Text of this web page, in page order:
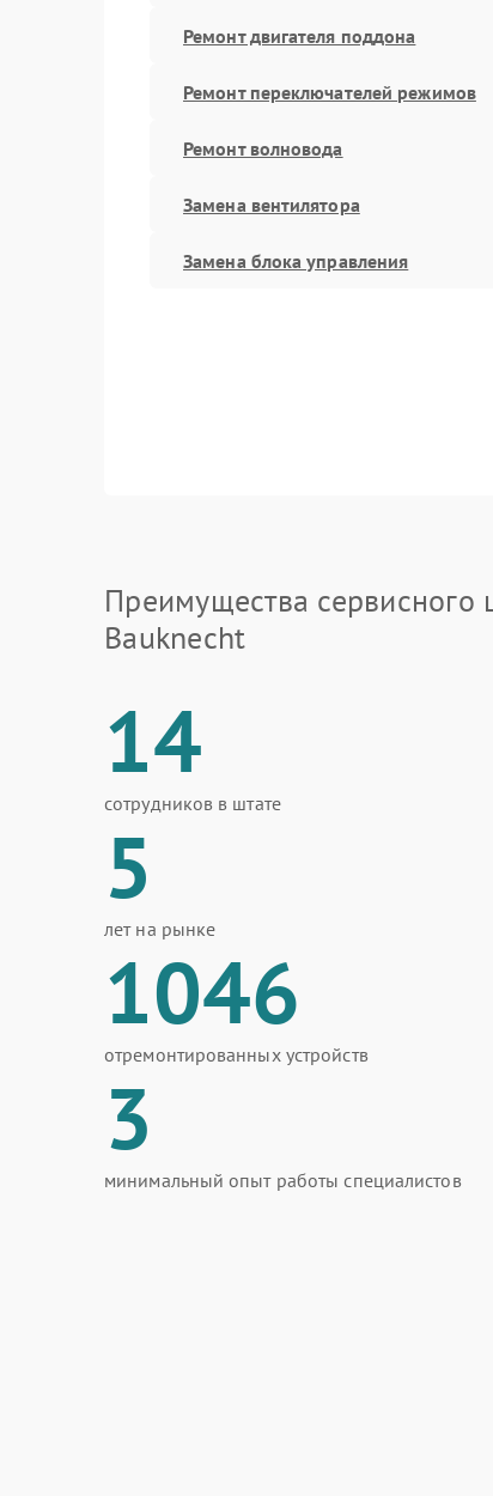
Ремонт двигателя поддона
Ремонт переключателей режимов
Ремонт волновода
Замена вентилятора
Замена блока управления
Преимущества сервисного
Bauknecht
14
сотрудников в штате
5
лет на рынке
1046
отремонтированных устройств
3
минимальный опыт работы специалистов